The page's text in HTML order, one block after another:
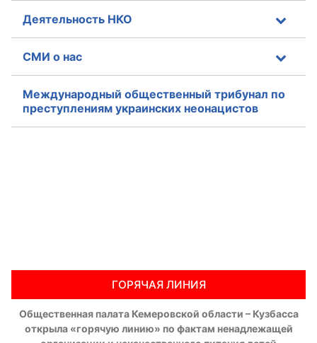
Деятельность НКО
СМИ о нас
Международный общественный трибунал по
преступлениям украинских неонацистов
ГОРЯЧАЯ ЛИНИЯ
Общественная палата Кемеровской области – Кузбасса
открыла «горячую линию» по фактам ненадлежащей